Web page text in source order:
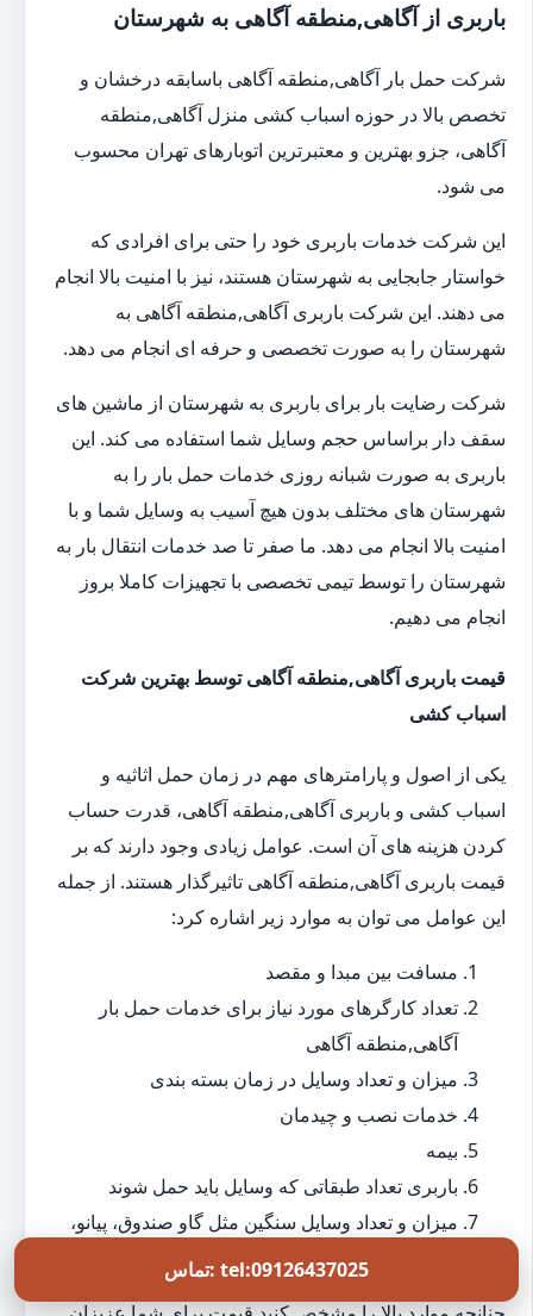
باربری از آگاهی,منطقه آگاهی به شهرستان
شرکت حمل بار آگاهی,منطقه آگاهی باسابقه درخشان و
تخصص بالا در حوزه اسباب کشی منزل آگاهی,منطقه
آگاهی، جزو بهترین و معتبرترین اتوبارهای تهران محسوب
می شود.
این شرکت خدمات باربری خود را حتی برای افرادی که
خواستار جابجایی به شهرستان هستند، نیز با امنیت بالا انجام
می دهند. این شرکت باربری آگاهی,منطقه آگاهی به
شهرستان را به صورت تخصصی و حرفه ای انجام می دهد.
شرکت رضایت بار برای باربری به شهرستان از ماشین های
سقف دار براساس حجم وسایل شما استفاده می کند. این
باربری به صورت شبانه روزی خدمات حمل بار را به
شهرستان های مختلف بدون هیچ آسیب به وسایل شما و با
امنیت بالا انجام می دهد. ما صفر تا صد خدمات انتقال بار به
شهرستان را توسط تیمی تخصصی با تجهیزات کاملا بروز
انجام می دهیم.
قیمت باربری آگاهی,منطقه آگاهی توسط بهترین شرکت
اسباب کشی
یکی از اصول و پارامترهای مهم در زمان حمل اثاثیه و
اسباب کشی و باربری آگاهی,منطقه آگاهی، قدرت حساب
کردن هزینه های آن است. عوامل زیادی وجود دارند که بر
قیمت باربری آگاهی,منطقه آگاهی تاثیرگذار هستند. از جمله
این عوامل می توان به موارد زیر اشاره کرد:
مسافت بین مبدا و مقصد
تعداد کارگرهای مورد نیاز برای خدمات حمل بار
آگاهی,منطقه آگاهی
میزان و تعداد وسایل در زمان بسته بندی
خدمات نصب و چیدمان
بیمه
باربری تعداد طبقاتی که وسایل باید حمل شوند
میزان و تعداد وسایل سنگین مثل گاو صندوق، پیانو،
میز بیلیارد و...تماس: tel:09126437025